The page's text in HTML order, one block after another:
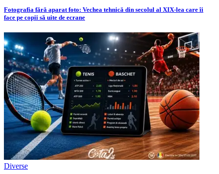
Fotografia fără aparat foto: Vechea tehnică din secolul al XIX-lea care îi
face pe copii să uite de ecrane
Diverse